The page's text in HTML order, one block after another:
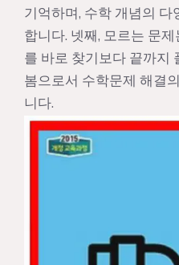
기억하며, 수학 개념의
합니다. 넷째, 모르는 문
를 바로 찾기보다 끝까지
봄으로서 수학문제 해결
니다.